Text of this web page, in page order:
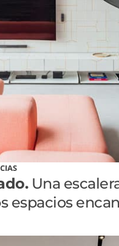
Una
espacios